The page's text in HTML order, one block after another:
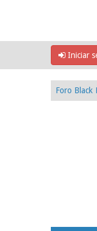
Iniciar
Foro Black